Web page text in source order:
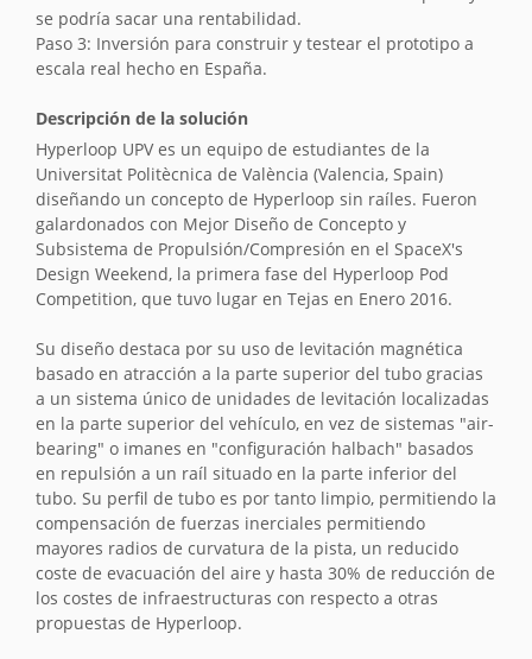
se podría sacar una rentabilidad.
Paso 3: Inversión para construir y testear el prototipo a
escala real hecho en España.
Descripción de la solución
Hyperloop UPV es un equipo de estudiantes de la
Universitat Politècnica de València (Valencia, Spain)
diseñando un concepto de Hyperloop sin raíles. Fueron
galardonados con Mejor Diseño de Concepto y
Subsistema de Propulsión/Compresión en el SpaceX's
Design Weekend, la primera fase del Hyperloop Pod
Competition, que tuvo lugar en Tejas en Enero 2016.
Su diseño destaca por su uso de levitación magnética
basado en atracción a la parte superior del tubo gracias
a un sistema único de unidades de levitación localizadas
en la parte superior del vehículo, en vez de sistemas "air-
bearing" o imanes en "configuración halbach" basados
en repulsión a un raíl situado en la parte inferior del
tubo. Su perfil de tubo es por tanto limpio, permitiendo la
compensación de fuerzas inerciales permitiendo
mayores radios de curvatura de la pista, un reducido
coste de evacuación del aire y hasta 30% de reducción de
los costes de infraestructuras con respecto a otras
propuestas de Hyperloop.